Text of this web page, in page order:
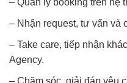
– Nhận request, tư vấn và
– Take care, tiếp nhận
Agency.
– Chăm sóc, giải đáp yêu